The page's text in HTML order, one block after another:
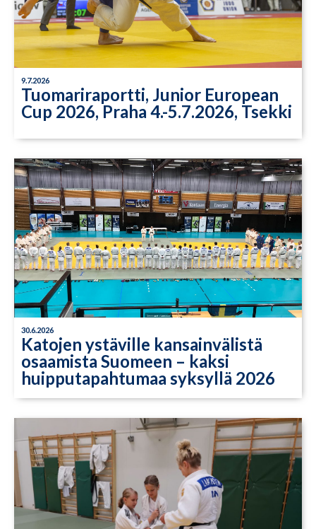
9.7.2026
Tuomariraportti, Junior European
Cup 2026, Praha 4.-5.7.2026, Tsekki
30.6.2026
Katojen ystäville kansainvälistä
osaamista Suomeen – kaksi
huipputapahtumaa syksyllä 2026